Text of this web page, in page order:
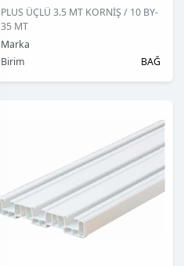
PLUS ÜÇLÜ 3.5 MT KORNİŞ / 10 BY-
35 MT
Marka
Birim
BAĞ